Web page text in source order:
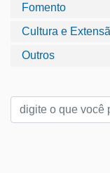
Fomento
Cultura e
Outros